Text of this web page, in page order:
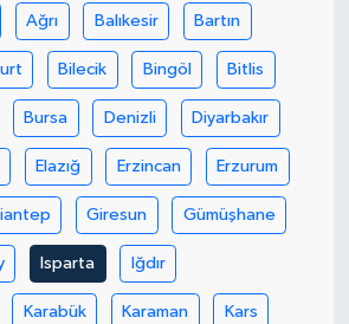
Ağrı Balıkesir Bartın
Bilecik Bingöl Bitlis
Bursa Denizli Diyarbakır
Elazığ Erzincan Erzurum
Giresun Gümüşhane
Isparta Iğdır
Karabük Karaman Kars